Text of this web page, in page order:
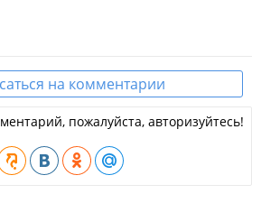
на комментарии
пожалуйста, авторизуйтесь!